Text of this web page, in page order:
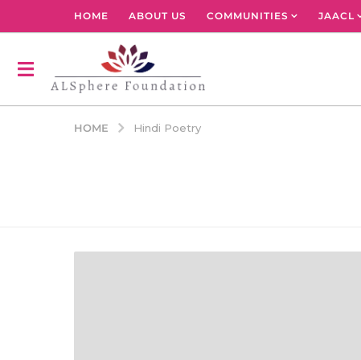
HOME ABOUT US COMMUNITIES JAACL
HOME Hindi Poetry